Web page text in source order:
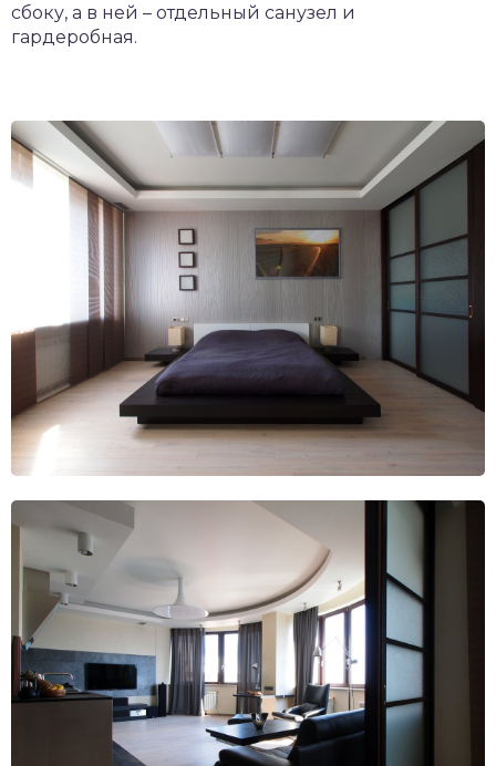
сбоку, а в ней – отдельный санузел и
гардеробная.